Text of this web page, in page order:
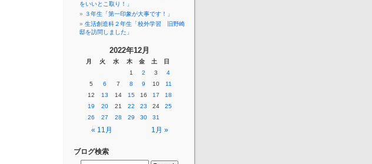
をいいとこ取り！」
３年生「第一印象が大事です！」
生活創造科２年生「校外学習 旧野崎
邸を訪問しました」
2022年12月
月 火 水 木 金 土 日
« 11月 1月 »
1 2 3
4
5
6 7 8 9 10
11
12
13 14 15 16 17
18
19
20 21 22 23 24
25
26
27 28 29 30 31
ブログ検索